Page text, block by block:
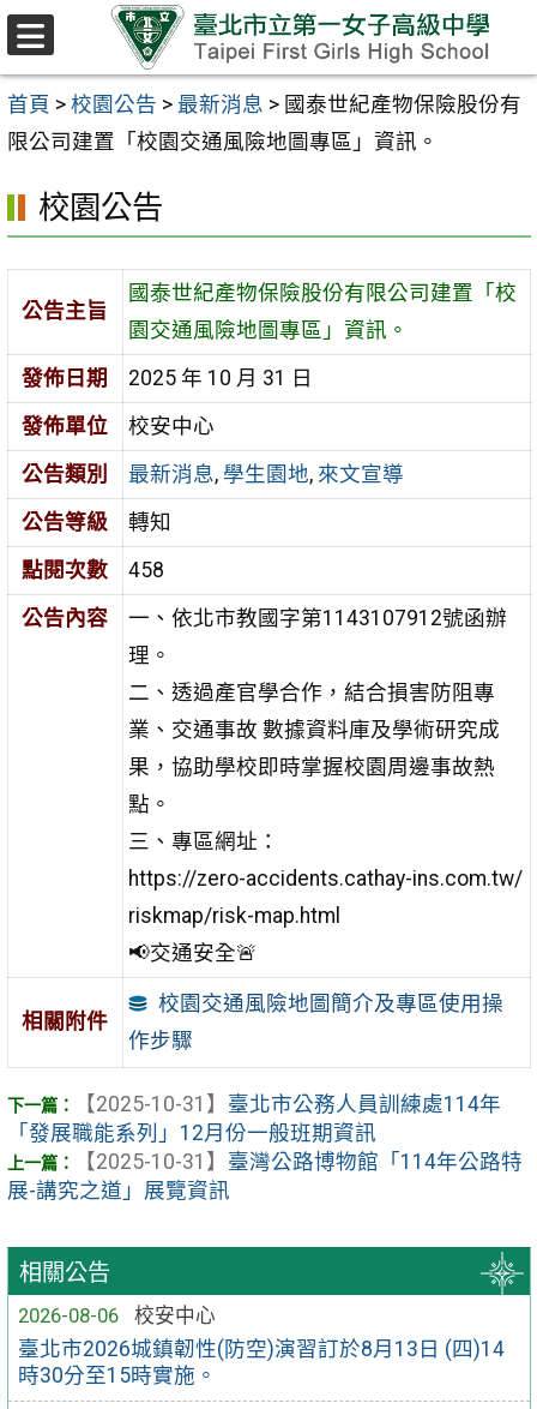
跳至主要內容區
首頁 > 校園公告 > 最新消息 > 國泰世紀產物保險股份有
限公司建置「校園交通風險地圖專區」資訊。
相關公告
2026-08-06
校安中心
臺北市2026城鎮韌性(防空)演習訂於8月13日 (四)14
時30分至15時實施。
校園公告
公告主旨
國泰世紀產物保險股份有限公司建置「校
園交通風險地圖專區」資訊。
發佈日期
2025 年 10 月 31 日
發佈單位
校安中心
公告類別
最新消息, 學生園地, 來文宣導
公告等級
轉知
點閱次數
458
公告內容
一、依北市教國字第1143107912號函辦
理。
二、透過產官學合作，結合損害防阻專
業、交通事故 數據資料庫及學術研究成
果，協助學校即時掌握校園周邊事故熱
點。
三、專區網址：
https://zero-accidents.cathay-ins.com.tw/
riskmap/risk-map.html
📢交通安全🚨
相關附件
校園交通風險地圖簡介及專區使用操
作步驟
【2025-10-31】 臺北市公務人員訓練處114年
「發展職能系列」12月份一般班期資訊
【2025-10-31】 臺灣公路博物館「114年公路特
展-講究之道」展覽資訊
選
單